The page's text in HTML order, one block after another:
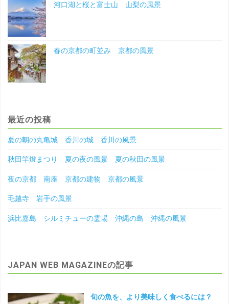
河口湖と桜と富士山 山梨の風景
春の京都の町並み 京都の風景
最近の投稿
夏の朝の丸亀城 香川の城 香川の風景
秋田竿燈まつり 夏の夜の風景 夏の秋田の風景
夜の京都 南座 京都の建物 京都の風景
毛越寺 岩手の風景
浜比嘉島 シルミチューの霊場 沖縄の島 沖縄の風景
JAPAN WEB MAGAZINEの記事
旬の魚を、より美味しく食べるには？